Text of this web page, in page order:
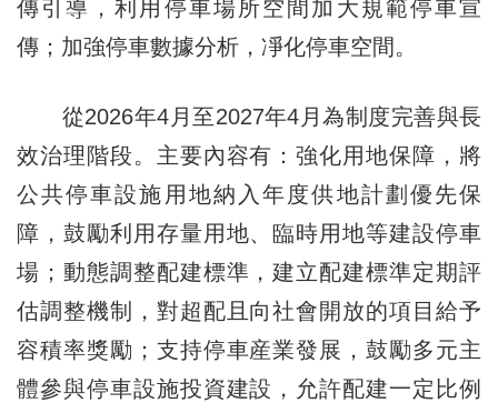
傳引導，利用停車場所空間加大規範停車宣
傳；加強停車數據分析，凈化停車空間。
從2026年4月至2027年4月為制度完善與長
效治理階段。主要內容有：強化用地保障，將
公共停車設施用地納入年度供地計劃優先保
障，鼓勵利用存量用地、臨時用地等建設停車
場；動態調整配建標準，建立配建標準定期評
估調整機制，對超配且向社會開放的項目給予
容積率獎勵；支持停車産業發展，鼓勵多元主
體參與停車設施投資建設，允許配建一定比例